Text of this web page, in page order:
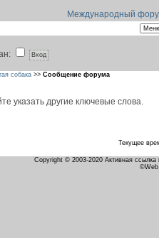
Международный
собака >> Сообщение форума
указать другие ключевые слова.
Текущее
Copyright © 2003-2020 Активная ссылка